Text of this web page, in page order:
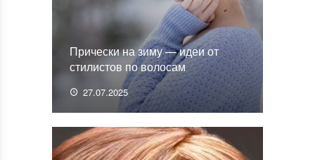
Прически на зиму — идеи от
стилистов по волосам
27.07.2025